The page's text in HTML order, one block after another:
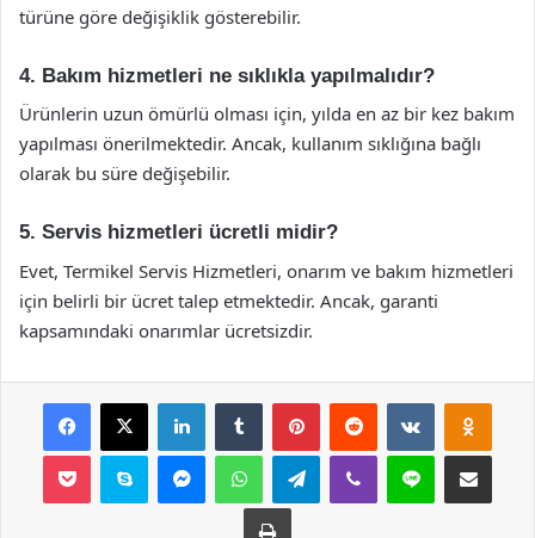
türüne göre değişiklik gösterebilir.
4. Bakım hizmetleri ne sıklıkla yapılmalıdır?
Ürünlerin uzun ömürlü olması için, yılda en az bir kez bakım
yapılması önerilmektedir. Ancak, kullanım sıklığına bağlı
olarak bu süre değişebilir.
5. Servis hizmetleri ücretli midir?
Evet, Termikel Servis Hizmetleri, onarım ve bakım hizmetleri
için belirli bir ücret talep etmektedir. Ancak, garanti
kapsamındaki onarımlar ücretsizdir.
Facebook
X LinkedInTumblr PinterestReddit VKontakte
Pocket Skype MessengerWhatsAppTelegramViber Line E-Posta ile
Yazdır